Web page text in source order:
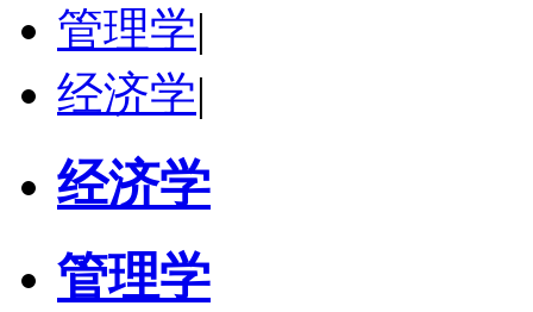
管理学|
经济学|
经济学
管理学